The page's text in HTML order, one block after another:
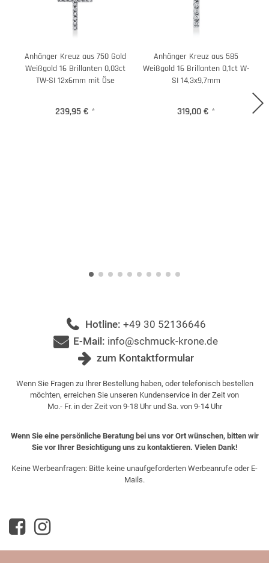
Anhänger Kreuz aus 750 Gold
Weißgold 16 Brillanten 0,03ct
TW-SI 12x6mm mit Öse
239,95 € *
Anhänger Kreuz aus 585
Weißgold 16 Brillanten 0,1ct W-
SI 14,3x9,7mm
319,00 € *
Hotline: +49 30 52136646
E-Mail: info@schmuck-krone.de
zum Kontaktformular
Wenn Sie Fragen zu Ihrer Bestellung haben, oder telefonisch bestellen
möchten, erreichen Sie unseren Kundenservice in der Zeit von
Mo.- Fr. in der Zeit von 9-18 Uhr und Sa. von 9-14 Uhr
Wenn Sie eine persönliche Beratung bei uns vor Ort wünschen, bitten wir
Sie vor Ihrer Besichtigung uns zu kontaktieren. Vielen Dank!
Keine Werbeanfragen: Bitte keine unaufgeforderten Werbeanrufe oder E-
Mails.